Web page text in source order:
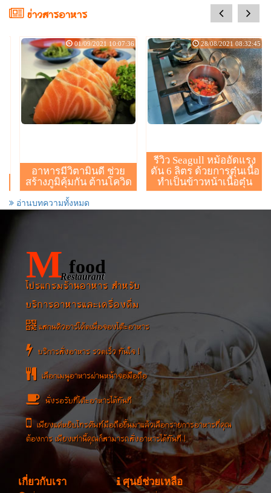
ข่าวสารอาหาร
อาหารมีวิตามินดี ช่วย
สร้างภูมิคุ้มกัน ต้านโควิด
01/09/2021 10:07:36
รีวิว Seagull หม้ออัดแรง
ดัน 6 ลิตร ด้วยการตุ๋นเนื้อ
ทำเป็นข้าวหน้าเนื้อตุ๋น
28/08/2021 08:32:45
prev next
อ่านบทความทั้งหมด
M food
Restaurant
โปรแกรมร้านอาหาร สำหรับ
บริการอาหารและเครื่องดื่ม
แสกนคิวอาร์โค้ดเพื่อจองโต๊ะอาหาร
บริการสั่งอาหาร รวดเร็ว ทันใจ !
เลือกเมนูอาหารผ่านหน้าจอมือถือ
นั่งรอรับที่โต๊ะอาหารได้ทันที
เพียงแค่หยิบโทรศัพท์มือถือขึ้นมาแล้วเลือกรายการอาหารที่คุณ
ต้องการ เพียงเท่านี้คุณก็สามารถสั่งอาหารได้ทันที !
เกี่ยวกับเรา ศุนย์ช่วยเหลือ